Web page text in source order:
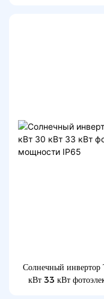
Солнечный инвертор
кВт 33 кВт